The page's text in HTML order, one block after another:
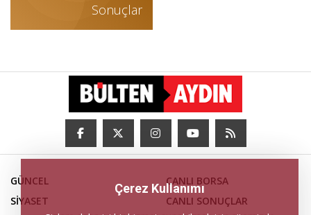
Sonuçlar
GÜNCEL
SİYASET
CANLI BORSA
CANLI SONUÇLAR
Çerez Kullanımı